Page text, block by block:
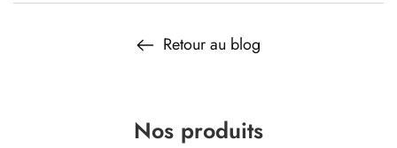
Retour au blog
Nos produits